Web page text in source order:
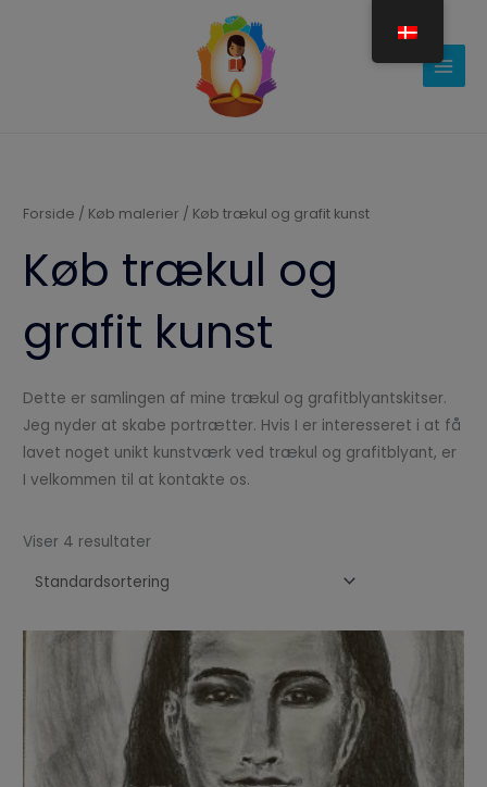
Forside / Køb malerier / Køb trækul og grafit kunst
Køb trækul og
grafit kunst
Dette er samlingen af mine trækul og grafitblyantskitser.
Jeg nyder at skabe portrætter. Hvis I er interesseret i at få
lavet noget unikt kunstværk ved trækul og grafitblyant, er
I velkommen til at kontakte os.
Viser 4 resultater